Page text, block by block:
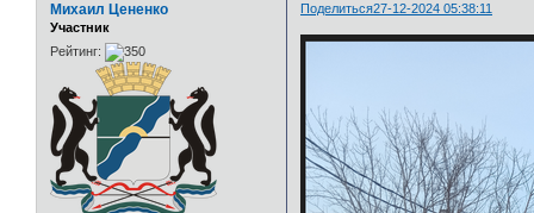
Поделиться27-12-2024 05:38:11
Михаил Цененко
Участник
Рейтинг: